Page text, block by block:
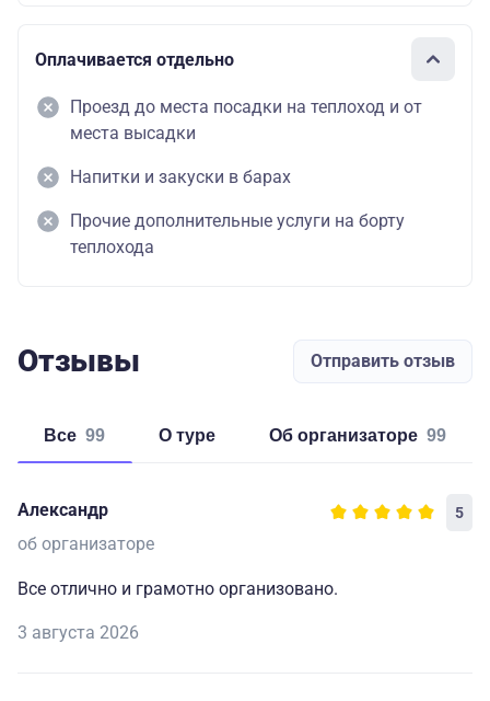
Оплачивается отдельно
Проезд до места посадки на теплоход и от
места высадки
Напитки и закуски в барах
Прочие дополнительные услуги на борту
теплохода
Отзывы Отправить отзыв
Все 99 о туре об организаторе 99
Александр 5
об организаторе
Все отлично и грамотно организовано.
3 августа 2026